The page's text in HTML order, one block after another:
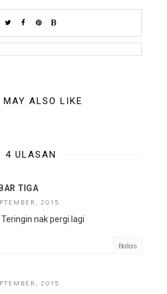
MAY ALSO LIKE
4 ULASAN
TIGA
2015
nak pergi lagi
Balas
2015